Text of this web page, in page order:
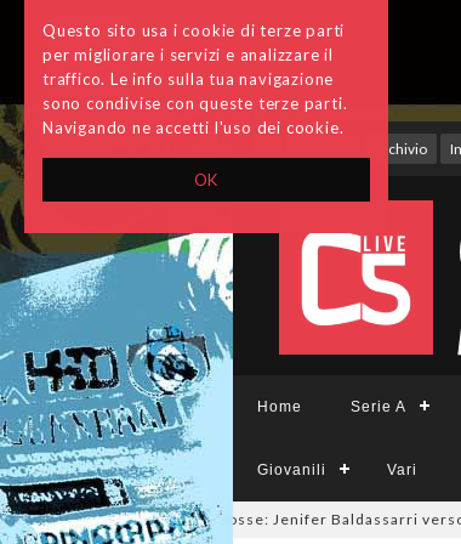
OK
Questo sito usa i cookie di terze parti
per migliorare i servizi e analizzare il
traffico. Le info sulla tua navigazione
sono condivise con queste terze parti.
Navigando ne accetti l'uso dei cookie.
Archivio
Home Serie A
Giovanili Vari
a tinte giallorosse: Jenifer Baldassarri verso la